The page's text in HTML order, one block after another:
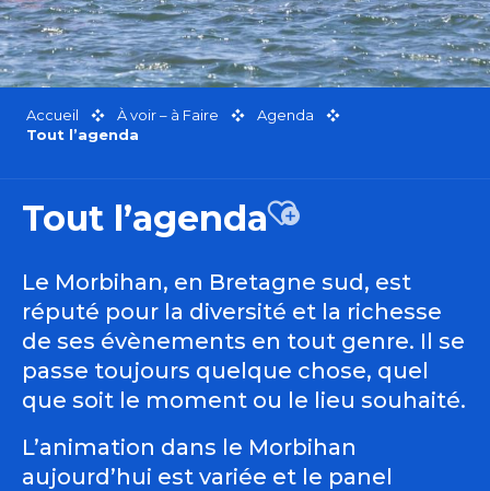
Accueil À voir – à Faire
Agenda
Tout l’agenda
Tout l’agendaAjouter aux
Le Morbihan, en Bretagne sud, est
réputé pour la diversité et la richesse
de ses évènements en tout genre. Il se
passe toujours quelque chose, quel
que soit le moment ou le lieu souhaité.
L’animation dans le Morbihan
aujourd’hui est variée et le panel